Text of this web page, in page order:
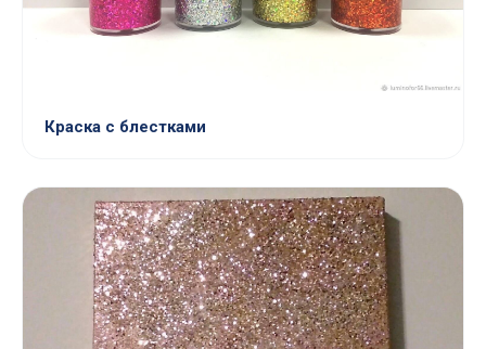
Краска с блестками